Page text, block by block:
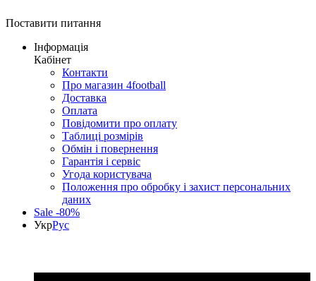
Поставити питання
Інформація
Кабінет
Контакти
Про магазин 4football
Доставка
Оплата
Повідомити про оплату
Таблиці розмірів
Обмін і повернення
Гарантія і сервіс
Угода користувача
Положення про обробку і захист персональних
даних
Sale -80%
УкрРус